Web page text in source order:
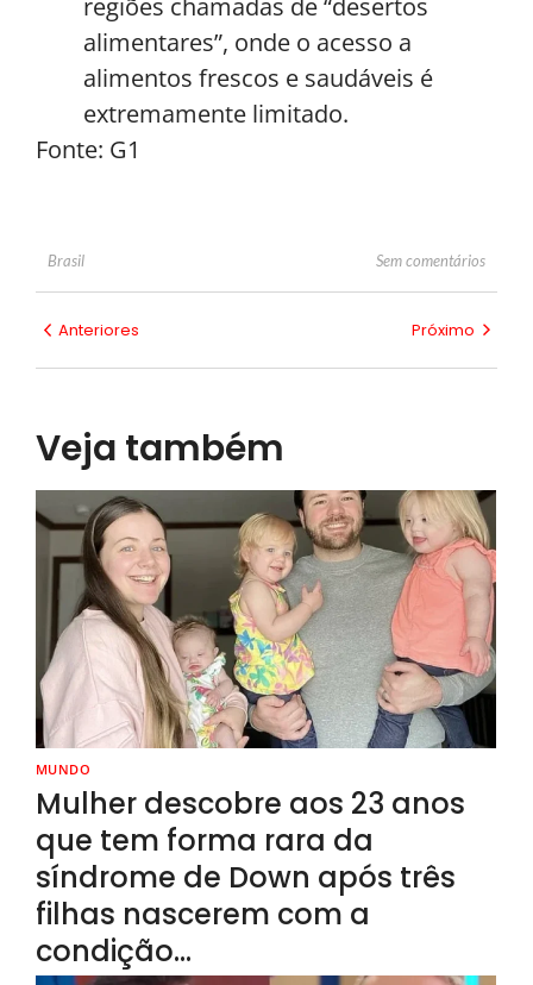
alimentares”, onde o acesso a
alimentos frescos e saudáveis é
extremamente limitado.
Fonte: G1
Brasil Sem comentários
Anteriores Próximo
Veja também
MUNDO
Mulher descobre aos 23 anos
que tem forma rara da
síndrome de Down após três
filhas nascerem com a
condição…